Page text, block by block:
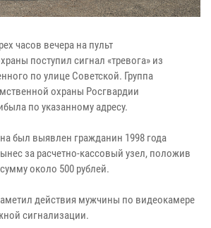
часов вечера на пульт
поступил сигнал «тревога» из
по улице Советской. Группа
охраны Росгвардии
по указанному адресу.
был выявлен гражданин 1998 года
за расчетно-кассовый узел, положив
около 500 рублей.
действия мужчины по видеокамере
сигнализации.